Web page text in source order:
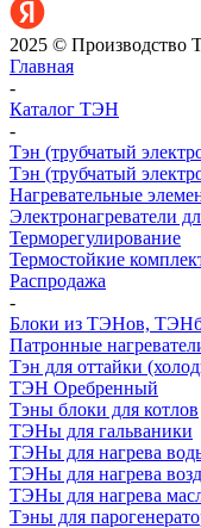
2025 ©
Главная
-
Каталог ТЭН
-
Тэн (трубчатый
Тэн (трубчатый
Нагревательные
Электронагреватели
Терморегулирование
Термостойкие
Распродажа
-
Блоки из ТЭНов,
Патронные
Тэн для оттайки
ТЭН Оребренный
Тэны блоки для котлов
ТЭНы для гальваники
ТЭНы для нагрева
ТЭНы для нагрева
ТЭНы для нагрева
Тэны для